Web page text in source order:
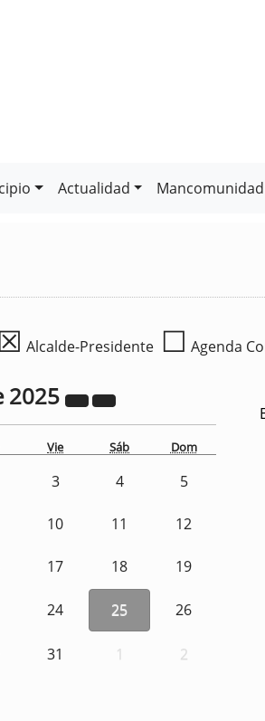
Actualidad Mancomunidad
Alcalde-Presidente ☐ Agenda
2025
Vie Sáb Dom
3 4 5
10 11 12
17 18 19
24 25 26
31 1 2